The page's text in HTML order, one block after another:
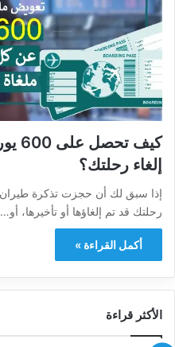
إلغاء رحلتك؟
إذا سبق لك أن حجزت تذكرة طيران
رحلتك قد تم إلغاؤها أو تأخيرها، أو…
أكمل القراءة »
الأكثر قراءة